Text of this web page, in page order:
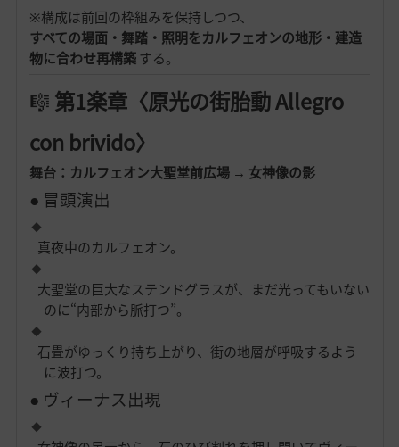
※構成は前回の枠組みを保持しつつ、
すべての場面・舞踏・照明をカルフェオンの地形・建造
物に合わせ再構築する。
🎼 第1楽章〈原光の街胎動 Allegro
con brivido〉
舞台：カルフェオン大聖堂前広場 → 女神像の影
● 冒頭演出
真夜中のカルフェオン。
大聖堂の巨大なステンドグラスが、まだ光ってもいない
のに“内部から脈打つ”。
石畳がゆっくり持ち上がり、街の地層が呼吸するよう
に波打つ。
● ヴィーナス出現